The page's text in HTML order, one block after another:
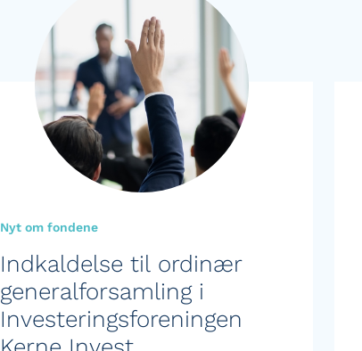
Nyt om fondene
Indkaldelse til ordinær
generalforsamling i
Investeringsforeningen